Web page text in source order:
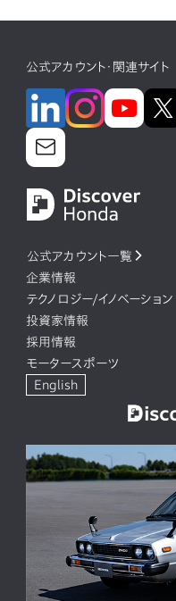
公式アカウント・関連サイト
公式アカウント一覧
企業情報
テクノロジー/イノベーション
投資家情報
採用情報
モータースポーツ
English